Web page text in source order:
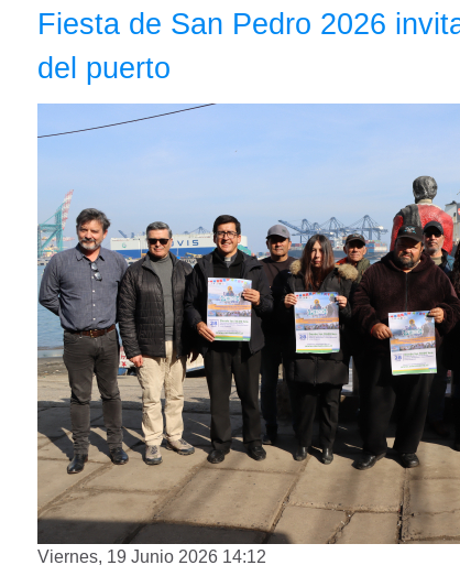
Fiesta de San Pedro 2026
del puerto
Viernes, 19 Junio 2026 14:12